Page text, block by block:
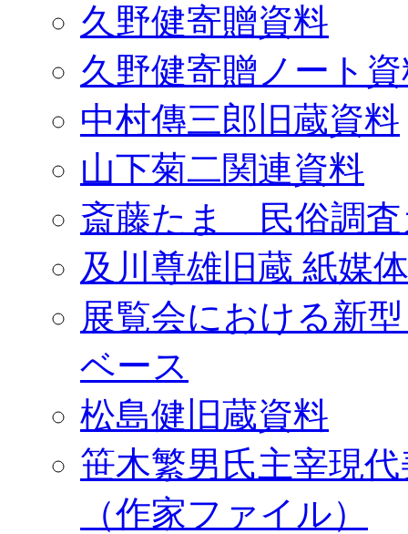
久野健寄贈資料
久野健寄贈ノート
中村傳三郎旧蔵資料
山下菊二関連資料
斎藤たま 民俗調査
及川尊雄旧蔵 紙媒
展覧会における新
ベース
松島健旧蔵資料
笹木繁男氏主宰現
（作家ファイル）